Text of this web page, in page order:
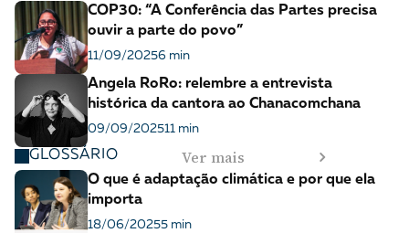
COP30: “A Conferência das Partes precisa
ouvir a parte do povo”
11/09/20256 min
Angela RoRo: relembre a entrevista
histórica da cantora ao Chanacomchana
09/09/202511 min
GLOSSÁRIO Ver mais
O que é adaptação climática e por que ela
importa
18/06/20255 min